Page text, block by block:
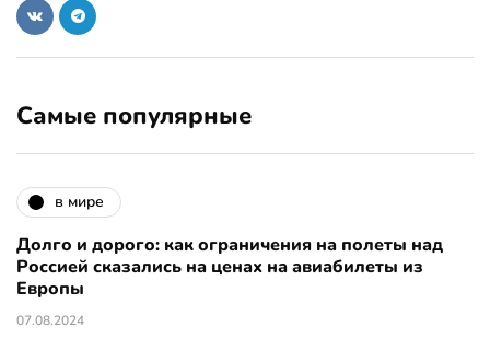
Самые популярные
в мире
Долго и дорого: как ограничения на полеты над
Россией сказались на ценах на авиабилеты из
Европы
07.08.2024